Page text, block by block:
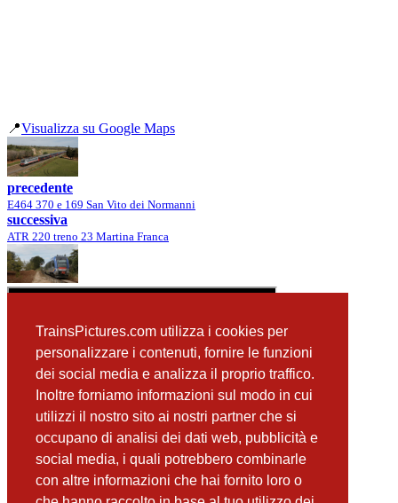
TrainsPictures.com utilizza i cookies per
personalizzare i contenuti, fornire le funzioni
dei social media e analizza il proprio traffico.
Inoltre forniamo informazioni sul modo in cui
utilizzi il nostro sito ai nostri partner che si
occupano di analisi dei dati web, pubblicità e
social media, i quali potrebbero combinarle
con altre informazioni che hai fornito loro o
📍Visualizza su Google Maps
precedente
E464 370 e 169 San Vito dei Normanni
successiva
ATR 220 treno 23 Martina Franca
📸 Fotografie scattate nei dintorniVedi tutte ➔
ATR 220 treno 23 Martina Franca